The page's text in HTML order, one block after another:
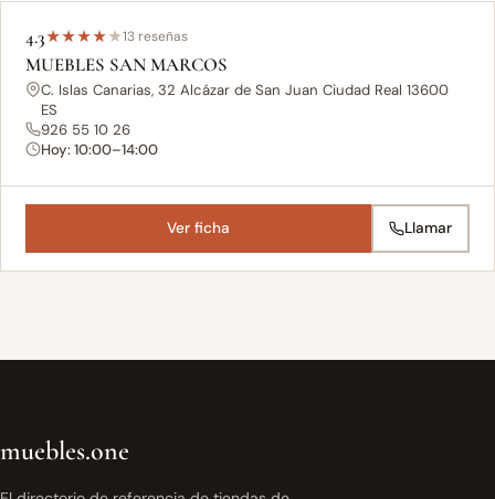
4.3★★★★★13 reseñas
MUEBLES SAN MARCOS
C. Islas Canarias, 32 Alcázar de San Juan Ciudad Real 13600
ES
926 55 10 26
Hoy: 10:00–14:00
Ver ficha Llamar
muebles.one